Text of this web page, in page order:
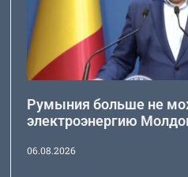
Румыния больше не
электроэнергию
06.08.2026